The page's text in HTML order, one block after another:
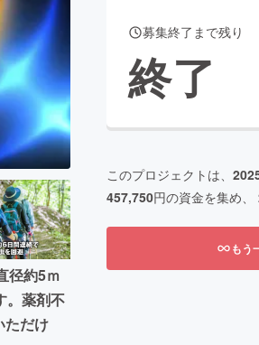
CAMPFIRE Creation
ya コミュニティ
径約5ｍ
。薬剤不
ただけ
募集終了まで残り
終了
このプロジェクトは、
457,750円の資金を集め、
もう